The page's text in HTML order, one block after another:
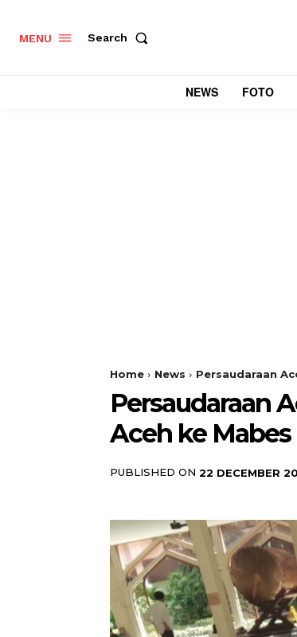
MENU Search
NEWS FOTO
Home News Persaudaraan
Persaudaraan
Aceh ke Mabes
PUBLISHED ON 22 DECEMBER